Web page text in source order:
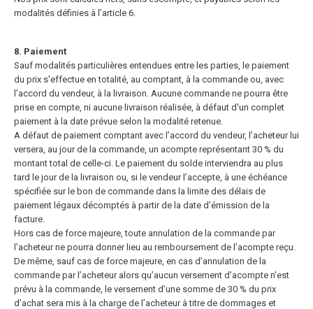
modalités définies à l’article 6.
8. Paiement
Sauf modalités particulières entendues entre les parties, le paiement
du prix s'effectue en totalité, au comptant, à la commande ou, avec
l’accord du vendeur, à la livraison. Aucune commande ne pourra être
prise en compte, ni aucune livraison réalisée, à défaut d'un complet
paiement à la date prévue selon la modalité retenue.
A défaut de paiement comptant avec l’accord du vendeur, l’acheteur lui
versera, au jour de la commande, un acompte représentant 30 % du
montant total de celle-ci. Le paiement du solde interviendra au plus
tard le jour de la livraison ou, si le vendeur l’accepte, à une échéance
spécifiée sur le bon de commande dans la limite des délais de
paiement légaux décomptés à partir de la date d’émission de la
facture.
Hors cas de force majeure, toute annulation de la commande par
l’acheteur ne pourra donner lieu au remboursement de l’acompte reçu.
De même, sauf cas de force majeure, en cas d’annulation de la
commande par l’acheteur alors qu’aucun versement d’acompte n’est
prévu à la commande, le versement d’une somme de 30 % du prix
d’achat sera mis à la charge de l’acheteur à titre de dommages et